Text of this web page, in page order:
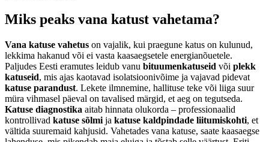
Miks peaks vana katust vahetama?
Vana katuse vahetus on vajalik, kui praegune katus on kulunud,
lekkima hakanud või ei vasta kaasaegsetele energianõuetele.
Paljudes Eesti eramutes leidub vanu bituumenkatuseid või plekk
katuseid, mis ajas kaotavad isolatsioonivõime ja vajavad pidevat
katuse parandust. Lekete ilmnemine, hallituse teke või liiga suur
müra vihmasel päeval on tavalised märgid, et aeg on tegutseda.
Katuse diagnostika aitab hinnata olukorda – professionaalid
kontrollivad katuse sõlmi ja katuse kaldpindade liitumiskohti, et
vältida suuremaid kahjusid. Vahetades vana katuse, saate kaasaegse